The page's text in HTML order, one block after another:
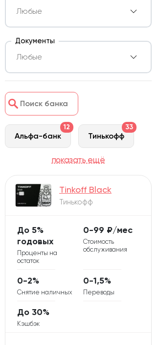
Документы
Альфа-банк
12
Тинькофф
33
Открытие
13
Газпромбанк
ВТБ
18
Сбербанк
19
Восточный РГС банк
Хоум Кредит
ЮниКредит Уралсиб
Россельхозбанк
показать ещё
Tinkoff Black
Тинькофф
Проценты на
остаток
До 5%
годовых
Стоимость
обслуживания
0-99 ₽/мес
Снятие наличных
0-2%
Переводы
0-1,5%
Кэшбэк
До 30%